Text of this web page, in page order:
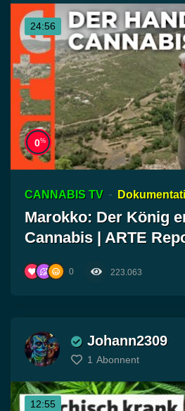
24:56
0%
CANNABIS TV
Marokko: Der König
Cannabis | ARTE
0 223.063
Johann2309
1 Abonnent
12:55